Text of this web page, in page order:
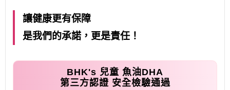
讓健康更有保障
是我們的承諾，更是責任！
BHK's 兒童 魚油DHA
第三方認證 安全檢驗通過